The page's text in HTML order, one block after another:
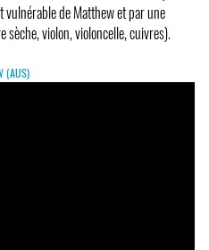
vulnérable de Matthew et par une
violon, violoncelle, cuivres).
(AUS)